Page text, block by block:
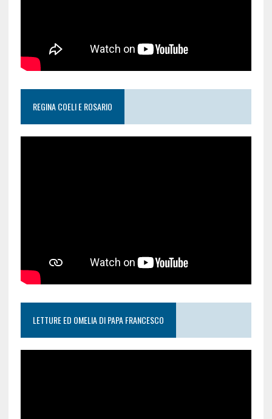
REGINA COELI E ROSARIO
LETTURE ED OMELIA DI PAPA FRANCESCO